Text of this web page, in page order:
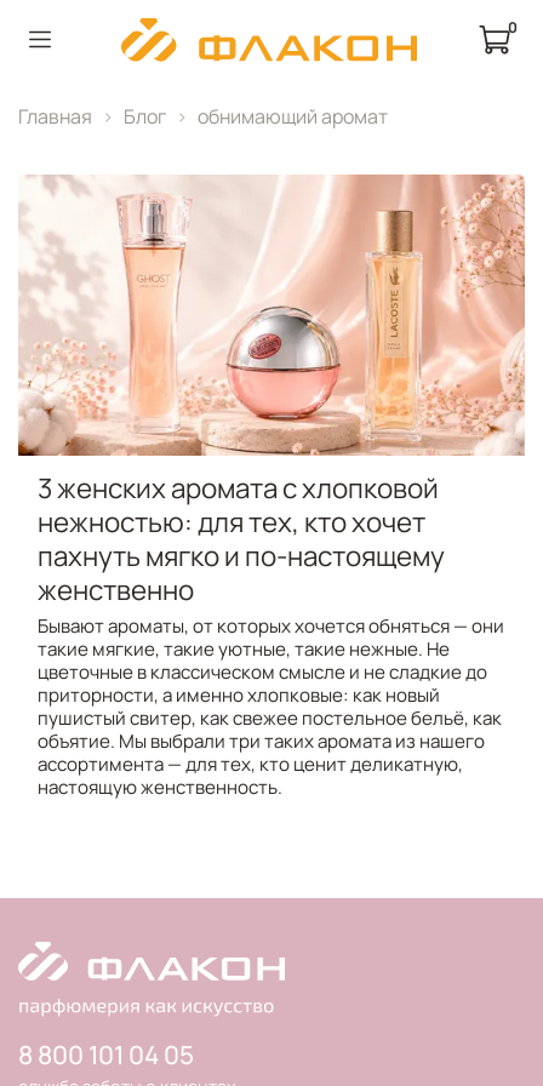
0
Главная Блог обнимающий аромат
3 женских аромата с хлопковой
нежностью: для тех, кто хочет
пахнуть мягко и по-настоящему
женственно
Бывают ароматы, от которых хочется обняться — они
такие мягкие, такие уютные, такие нежные. Не
цветочные в классическом смысле и не сладкие до
приторности, а именно хлопковые: как новый
пушистый свитер, как свежее постельное бельё, как
объятие. Мы выбрали три таких аромата из нашего
ассортимента — для тех, кто ценит деликатную,
настоящую женственность.
8 800 101 04 05